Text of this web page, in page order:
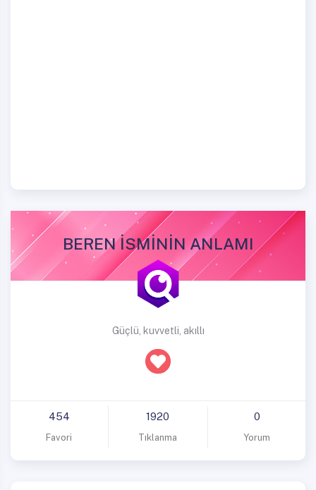
BEREN İSMİNİN ANLAMI
Güçlü, kuvvetli, akıllı
454
Favori
1920
Tıklanma
0
Yorum